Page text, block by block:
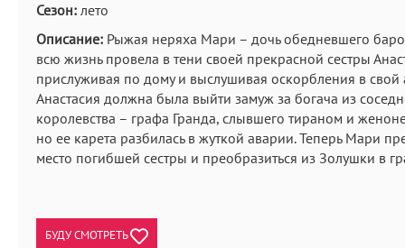
Сезон: лето
Описание: Рыжая неряха Мари – дочь обедневшего
всю жизнь провела в тени своей прекрасной сестры
прислуживая по дому и выслушивая оскорбления в свой
Анастасия должна была выйти замуж за богача из
королевства – графа Гранда, слывшего тираном и
но ее карета разбилась в жуткой аварии. Теперь Мари
место погибшей сестры и преобразиться из Золушки в
БУДУ СМОТРЕТЬ